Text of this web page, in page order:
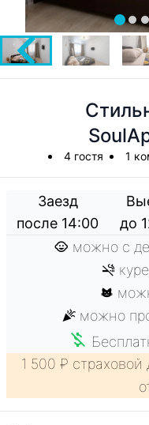
4 гостя 1
Заезд
после 14:00
до
можно с
можно
1 500 ₽ страховой